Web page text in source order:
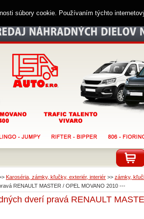
Karoséria, zámky, kľučky, exteriér, interiér >> zámky,
RENAULT MASTER / OPEL MOVANO 2010 ---
dverí pravá RENAULT
súbory cookie. Používaním týchto